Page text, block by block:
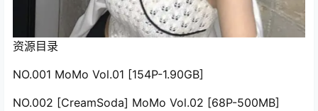
资源目录
NO.001 MoMo Vol.01 [154P-1.90GB]
NO.002 [CreamSoda] MoMo Vol.02 [68P-500MB]